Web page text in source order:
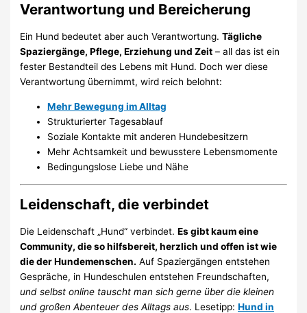
Verantwortung und Bereicherung
Ein Hund bedeutet aber auch Verantwortung.Tägliche
Spaziergänge, Pflege, Erziehung und Zeit – all das ist ein
fester Bestandteil des Lebens mit Hund. Doch wer diese
Verantwortung übernimmt, wird reich belohnt:
Mehr Bewegung im Alltag
Strukturierter Tagesablauf
Soziale Kontakte mit anderen Hundebesitzern
Mehr Achtsamkeit und bewusstere Lebensmomente
Bedingungslose Liebe und Nähe
Leidenschaft, die verbindet
Die Leidenschaft „Hund“ verbindet.Es gibt kaum eine
Community, die so hilfsbereit, herzlich und offen ist wie
die der Hundemenschen. Auf Spaziergängen entstehen
Gespräche, in Hundeschulen entstehen Freundschaften,
und selbst online tauscht man sich gerne über die kleinen
und großen Abenteuer des Alltags aus. Lesetipp:Hund in